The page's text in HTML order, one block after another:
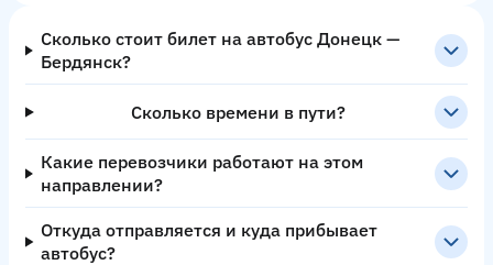
Сколько стоит билет на автобус Донецк —
Бердянск?
Сколько времени в пути?
Какие перевозчики работают на этом
направлении?
Откуда отправляется и куда прибывает
автобус?